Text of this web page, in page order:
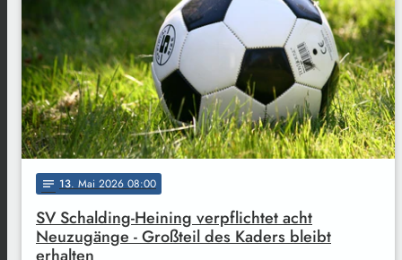
notes 13. Mai 2026 08:00
SV Schalding-Heining verpflichtet acht
Neuzugänge - Großteil des Kaders bleibt
erhalten